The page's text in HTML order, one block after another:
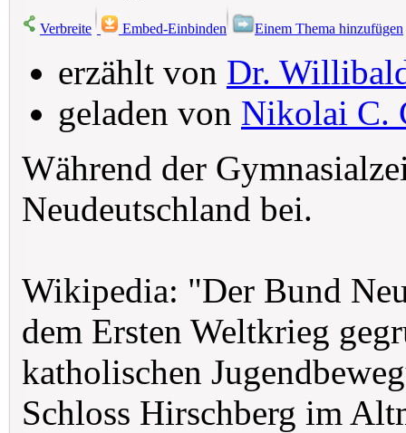
Verbreite Embed-Einbinden Einem Thema hinzufügen
erzählt von Dr.
geladen von Nikolai C.
Während der
Neudeutschland bei.
Wikipedia: "Der Bund
dem Ersten Weltkrieg
katholischen
Schloss Hirschberg im